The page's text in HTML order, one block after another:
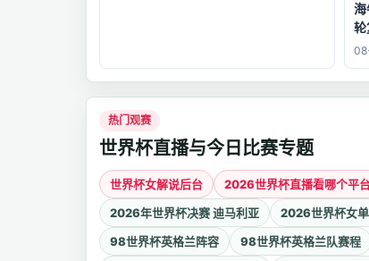
海
轮
热门观赛
世界杯直播与今日比赛专题
世界杯女解说后台 2026世界杯直播看哪个平
2026年世界杯决赛 迪马利亚
2026世界杯女
98世界杯英格兰阵容
98世界杯英格兰队赛程